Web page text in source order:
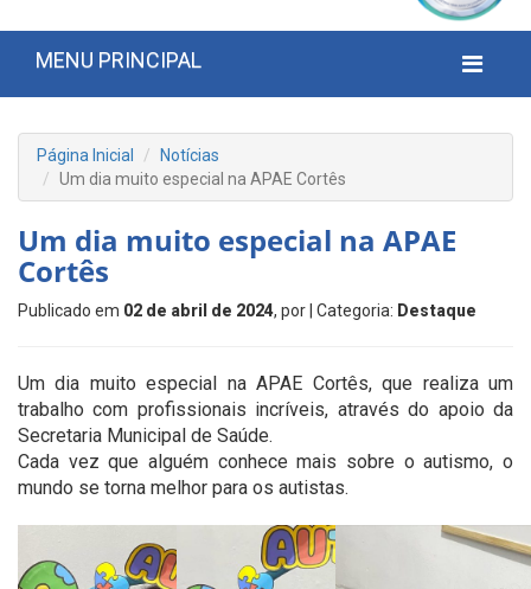
MENU PRINCIPAL
Página Inicial
Notícias
Um dia muito especial na APAE Cortês
Um dia muito especial na APAE
Cortês
Publicado em 02 de abril de 2024, por | Categoria: Destaque
Um dia muito especial na APAE Cortês, que realiza um
trabalho com profissionais incríveis, através do apoio da
Secretaria Municipal de Saúde.
Cada vez que alguém conhece mais sobre o autismo, o
mundo se torna melhor para os autistas.